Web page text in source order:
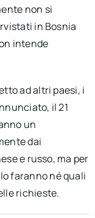
non si
in Bosnia
intende
ad altri paesi, i
il 21
un
dai
e russo, ma per
faranno né quali
richieste.